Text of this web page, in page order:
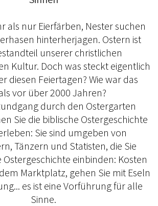
als nur Eierfärben, Nester suchen
hinterherjagen. Ostern ist
unserer christlichen
Kultur. Doch was steckt eigentlich
diesen Feiertagen? Wie war das
vor über 2000 Jahren?
durch den Ostergarten
Sie die biblische Ostergeschichte
Sie sind umgeben von
Tänzern und Statisten, die Sie
Ostergeschichte einbinden: Kosten
Marktplatz, gehen Sie mit Eseln
es ist eine Vorführung für alle
Sinne.